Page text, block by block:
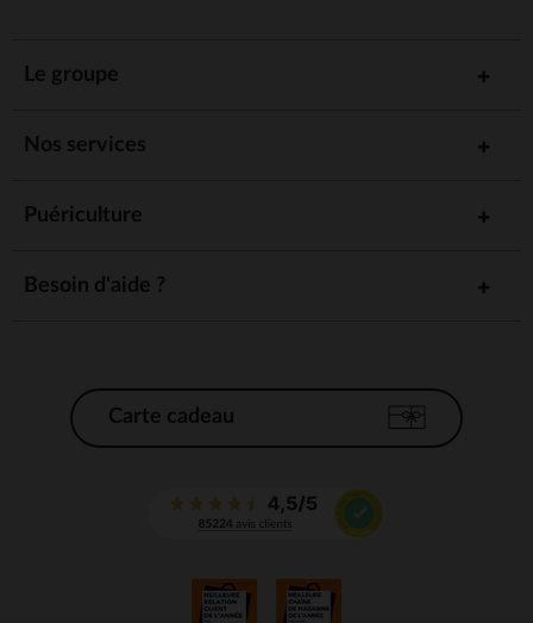
Le groupe
Nos services
Puériculture
Besoin d'aide ?
Carte cadeau